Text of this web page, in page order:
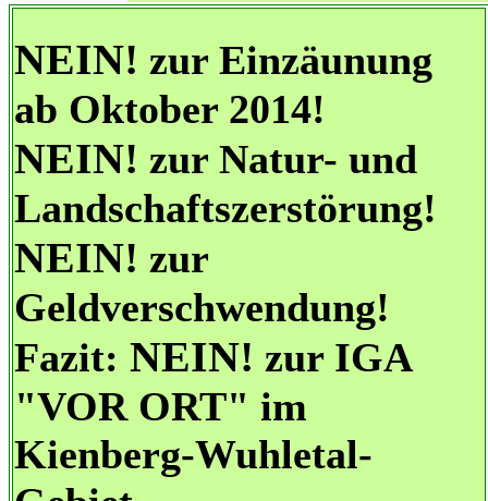
NEIN! zur Einzäunung
ab Oktober 2014!
NEIN! zur Natur- und
Landschaftszerstörung!
NEIN! zur
Geldverschwendung!
Fazit: NEIN! zur IGA
"VOR ORT" im
Kienberg-Wuhletal-